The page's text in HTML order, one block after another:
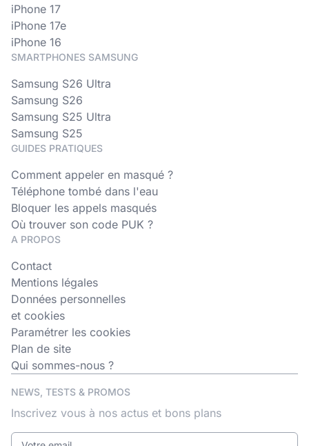
iPhone 17
iPhone 17e
iPhone 16
SMARTPHONES SAMSUNG
Samsung S26 Ultra
Samsung S26
Samsung S25 Ultra
Samsung S25
GUIDES PRATIQUES
Comment appeler en masqué ?
Téléphone tombé dans l'eau
Bloquer les appels masqués
Où trouver son code PUK ?
A PROPOS
Contact
Mentions légales
Données personnelles
et cookies
Paramétrer les cookies
Plan de site
Qui sommes-nous ?
NEWS, TESTS & PROMOS
Inscrivez vous à nos actus et bons plans